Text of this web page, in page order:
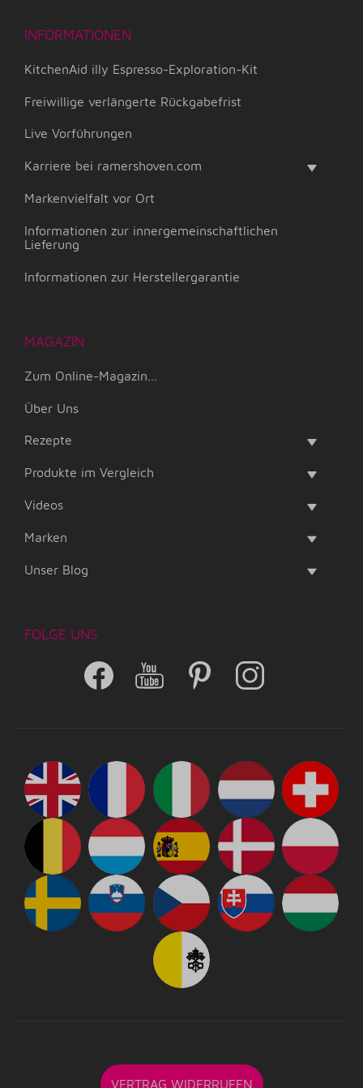
INFORMATIONEN
KitchenAid illy Espresso-Exploration-Kit
Freiwillige verlängerte Rückgabefrist
Live Vorführungen
Karriere bei ramershoven.com
Markenvielfalt vor Ort
Informationen zur innergemeinschaftlichen
Lieferung
Informationen zur Herstellergarantie
MAGAZIN
Zum Online-Magazin...
Über Uns
Rezepte
Produkte im Vergleich
Videos
Marken
Unser Blog
FOLGE UNS
VERTRAG WIDERRUFEN